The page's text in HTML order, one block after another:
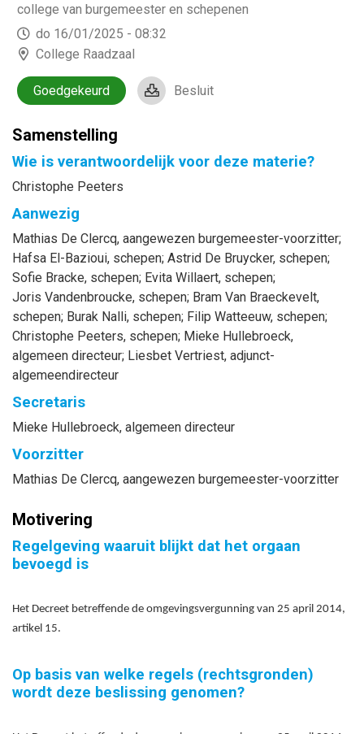
college van burgemeester en schepenen
do 16/01/2025 - 08:32
College Raadzaal
Goedgekeurd Besluit
Samenstelling
Wie is verantwoordelijk voor deze materie?
Christophe Peeters
Aanwezig
Mathias De Clercq, aangewezen burgemeester-voorzitter;
Hafsa El-Bazioui, schepen; Astrid De Bruycker, schepen;
Sofie Bracke, schepen; Evita Willaert, schepen;
Joris Vandenbroucke, schepen; Bram Van Braeckevelt,
schepen; Burak Nalli, schepen; Filip Watteeuw, schepen;
Christophe Peeters, schepen; Mieke Hullebroeck,
algemeen directeur; Liesbet Vertriest, adjunct-
algemeendirecteur
Secretaris
Mieke Hullebroeck, algemeen directeur
Voorzitter
Mathias De Clercq, aangewezen burgemeester-voorzitter
Motivering
Regelgeving waaruit blijkt dat het orgaan
bevoegd is
Het Decreet betreffende de omgevingsvergunning van 25 april 2014,
artikel 15.
Op basis van welke regels (rechtsgronden)
wordt deze beslissing genomen?